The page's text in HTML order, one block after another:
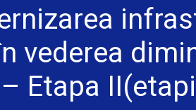
vederea
Etapa